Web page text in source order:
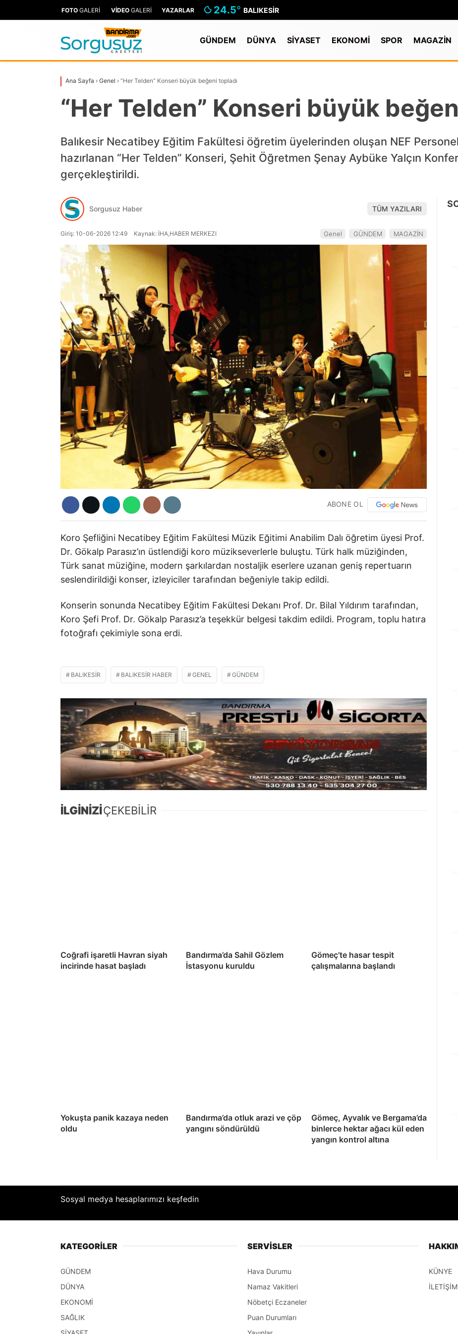
FOTO GALERİ VİDEO GALERİ YAZARLAR 24.5° BALIKESIR
GÜNDEM DÜNYA SİYASET EKONOMİ SPOR MAGAZİN
Ana Sayfa › Genel › “Her Telden” Konseri büyük beğeni topladı
“Her Telden” Konseri büyük
Balıkesir Necatibey Eğitim Fakültesi öğretim üyelerinden oluşan NEF
hazırlanan “Her Telden” Konseri, Şehit Öğretmen Şenay Aybüke Yalçın
gerçekleştirildi.
Sorgusuz Haber TÜM YAZILARI
Giriş: 10-06-2026 12:49 Kaynak: İHA,HABER MERKEZI Genel GÜNDEM MAGAZİN
ABONE OL
Koro Şefliğini Necatibey Eğitim Fakültesi Müzik Eğitimi Anabilim Dalı öğretim üyesi Prof.
Dr. Gökalp Parasız’ın üstlendiği koro müzikseverlerle buluştu. Türk halk müziğinden,
Türk sanat müziğine, modern şarkılardan nostaljik eserlere uzanan geniş repertuarın
seslendirildiği konser, izleyiciler tarafından beğeniyle takip edildi.
Konserin sonunda Necatibey Eğitim Fakültesi Dekanı Prof. Dr. Bilal Yıldırım tarafından,
Koro Şefi Prof. Dr. Gökalp Parasız’a teşekkür belgesi takdim edildi. Program, toplu hatıra
fotoğrafı çekimiyle sona erdi.
BALIKESIR BALIKESIR HABER GENEL GÜNDEM
İLGİNİZİÇEKEBİLİR
Coğrafi işaretli Havran siyah
incirinde hasat başladı
Bandırma’da Sahil Gözlem
İstasyonu kuruldu
Gömeç’te hasar tespit
çalışmalarına başlandı
Yokuşta panik kazaya neden
oldu
Bandırma’da otluk arazi ve çöp
yangını söndürüldü
Gömeç, Ayvalık ve Bergama’da
binlerce hektar ağacı kül eden
yangın kontrol altına
Sosyal medya hesaplarımızı keşfedin
KATEGORİLER
GÜNDEM
DÜNYA
EKONOMİ
SAĞLIK
SERVİSLER
Hava Durumu
Namaz Vakitleri
Nöbetçi Eczaneler
Puan Durumları
KÜNYE
İLETİŞİM